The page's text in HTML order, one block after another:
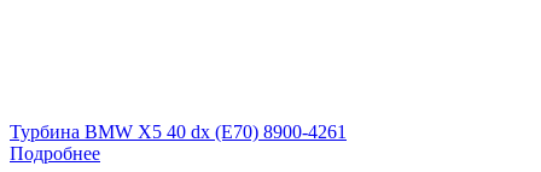
Турбина BMW X5 40 dx (E70) 8900-4261
Подробнее